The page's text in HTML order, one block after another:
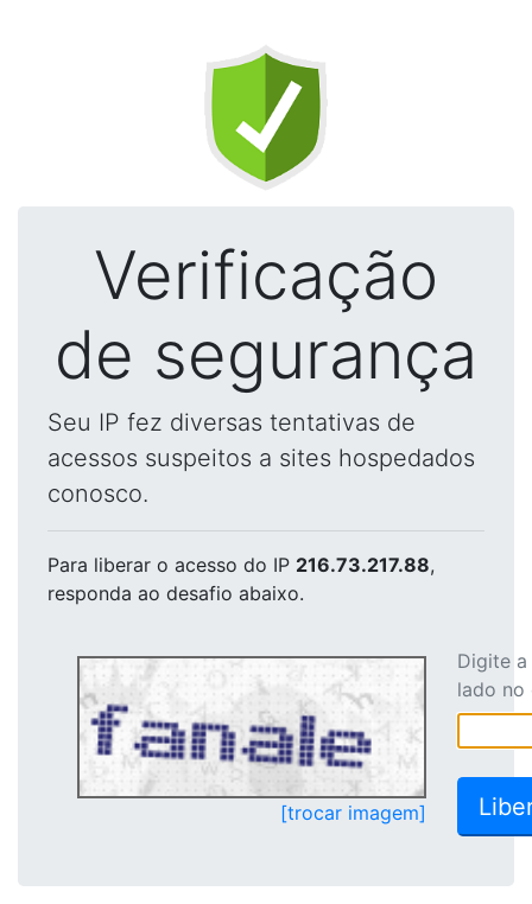
Verificação
de segurança
Seu IP fez diversas tentativas de
acessos suspeitos a sites hospedados
conosco.
Para liberar o acesso do IP 216.73.217.88,
responda ao desafio abaixo.
[trocar imagem]
Digite
lado no